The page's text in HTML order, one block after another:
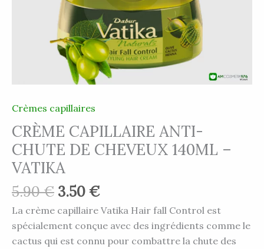
Crèmes capillaires
CRÈME CAPILLAIRE ANTI-
CHUTE DE CHEVEUX 140ML –
VATIKA
5.90€ 3.50€
La crème capillaire Vatika Hair fall Control est
spécialement conçue avec des ingrédients comme le
cactus qui est connu pour combattre la chute des